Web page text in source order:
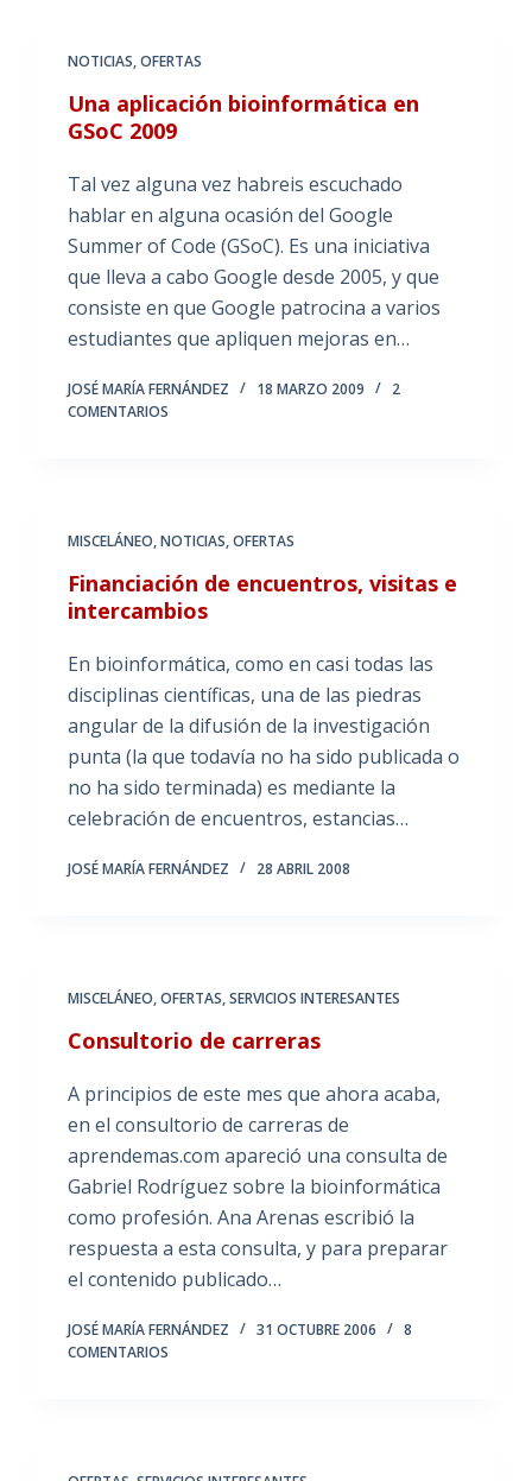
NOTICIAS,OFERTAS
Una aplicación bioinformática en
GSoC 2009
Tal vez alguna vez habreis escuchado
hablar en alguna ocasión del Google
Summer of Code (GSoC). Es una iniciativa
que lleva a cabo Google desde 2005, y que
consiste en que Google patrocina a varios
estudiantes que apliquen mejoras en…
JOSÉ MARÍA FERNÁNDEZ 18 MARZO 2009
2
COMENTARIOS
MISCELÁNEO,NOTICIAS,OFERTAS
Financiación de encuentros, visitas e
intercambios
En bioinformática, como en casi todas las
disciplinas científicas, una de las piedras
angular de la difusión de la investigación
punta (la que todavía no ha sido publicada o
no ha sido terminada) es mediante la
celebración de encuentros, estancias…
JOSÉ MARÍA FERNÁNDEZ 28 ABRIL 2008
MISCELÁNEO,OFERTAS,SERVICIOS INTERESANTES
Consultorio de carreras
A principios de este mes que ahora acaba,
en el consultorio de carreras de
aprendemas.com apareció una consulta de
Gabriel Rodríguez sobre la bioinformática
como profesión. Ana Arenas escribió la
respuesta a esta consulta, y para preparar
el contenido publicado…
JOSÉ MARÍA FERNÁNDEZ 31 OCTUBRE 2006
8
COMENTARIOS